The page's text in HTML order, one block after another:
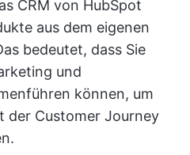
CRM von HubSpot
aus dem eigenen
bedeutet, dass Sie
und
können, um
der Customer Journey